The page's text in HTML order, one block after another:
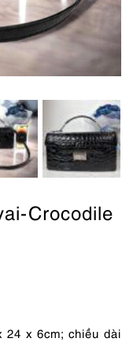
Crocodile
24 x 6cm; chiều dài